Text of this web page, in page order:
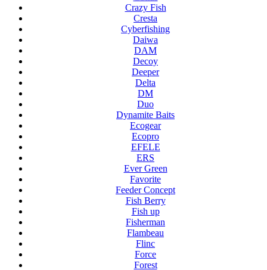
Crazy Fish
Cresta
Cyberfishing
Daiwa
DAM
Decoy
Deeper
Delta
DM
Duo
Dynamite Baits
Ecogear
Ecopro
EFELE
ERS
Ever Green
Favorite
Feeder Concept
Fish Berry
Fish up
Fisherman
Flambeau
Flinc
Force
Forest